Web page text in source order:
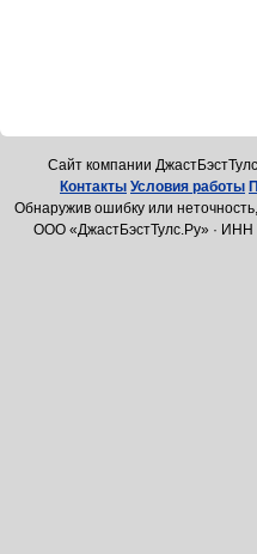
Cайт компании
Контакты Условия работы
Обнаружив ошибку или
ООО «ДжастБэстТулс.Ру» ·